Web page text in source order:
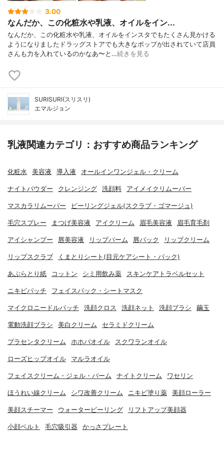
3.00
なんだか、この化粧水や乳液、オイルをイン...
なんだか、この化粧水や乳液、オイルをインスタでもたくさん見かける
ようになりましたドラッグストアでも大きなポップが出されていて店員
さんも力を入れているのかなあ〜と…続きを見る
SURISURI(スリスリ)
エマルジョン
乳液関連カテゴリ：おすすめ商品ランキング
化粧水 美容液 導入液 オールインワンジェル・クリーム
ナイトパウダー クレンジング 洗顔料 アイメイクリムーバー
マスカラリムーバー ピーリングジェル(スクラブ・ゴマージュ)
毛穴スプレー まつげ美容液 アイクリーム 眉毛美容液 眉毛育毛剤
アイシャンプー 唇美容液 リップバーム 唇パック リップクリーム
リップスクラブ くまとりシート(目元ケアシート・パック)
あぶらとり紙 コットン シミ用飲み薬 スキンケアトラベルセット
ニキビパッチ フェイスパック・シートマスク
マイクロニードルパッチ 洗顔クロス 洗顔ネット 洗顔ブラシ 繭玉
電動洗顔ブラシ 美白クリーム セラミドクリーム
プラセンタクリーム ホホバオイル スクワランオイル
ローズヒップオイル マルラオイル
フェイスクリーム・ジェル・バーム ナイトクリーム ワセリン
ほうれい線クリーム シワ改善クリーム ニキビ塗り薬 美顔ローラー
美顔スチーマー ウォーターピーリング リフトアップ美顔器
小顔ベルト 毛穴吸引器 かっさプレート